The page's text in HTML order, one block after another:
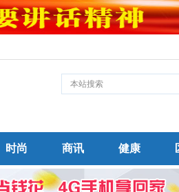
时尚 商讯 健康